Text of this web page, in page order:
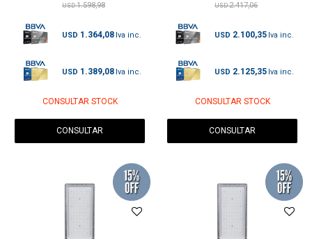
USD 1.598,98
USD 1.364,08
USD 1.389,08
CONSULTAR STOCK
CONSULTAR
USD 2.417,06
USD 2.100,35
USD 2.125,35
CONSULTAR STOCK
CONSULTAR